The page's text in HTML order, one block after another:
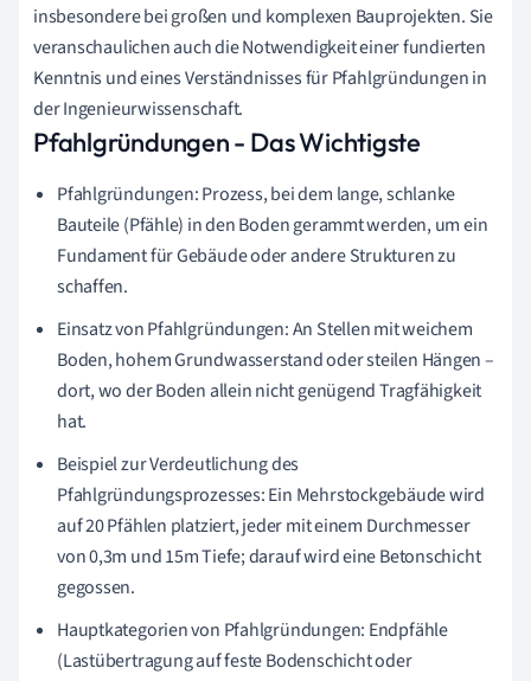
insbesondere bei großen und komplexen Bauprojekten. Sie
veranschaulichen auch die Notwendigkeit einer fundierten
Kenntnis und eines Verständnisses für Pfahlgründungen in
der Ingenieurwissenschaft.
Pfahlgründungen - Das Wichtigste
Pfahlgründungen: Prozess, bei dem lange, schlanke
Bauteile (Pfähle) in den Boden gerammt werden, um ein
Fundament für Gebäude oder andere Strukturen zu
schaffen.
Einsatz von Pfahlgründungen: An Stellen mit weichem
Boden, hohem Grundwasserstand oder steilen Hängen –
dort, wo der Boden allein nicht genügend Tragfähigkeit
hat.
Beispiel zur Verdeutlichung des
Pfahlgründungsprozesses: Ein Mehrstockgebäude wird
auf 20 Pfählen platziert, jeder mit einem Durchmesser
von 0,3m und 15m Tiefe; darauf wird eine Betonschicht
gegossen.
Hauptkategorien von Pfahlgründungen: Endpfähle
(Lastübertragung auf feste Bodenschicht oder